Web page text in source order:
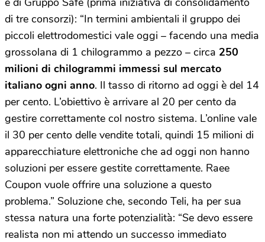
di tre consorzi): “In termini ambientali il gruppo dei
piccoli elettrodomestici vale oggi – facendo una media
grossolana di 1 chilogrammo a pezzo – circa 250
milioni di chilogrammi immessi sul mercato
italiano ogni anno. Il tasso di ritorno ad oggi è del 14
per cento. L’obiettivo è arrivare al 20 per cento da
gestire correttamente col nostro sistema. L’online vale
il 30 per cento delle vendite totali, quindi 15 milioni di
apparecchiature elettroniche che ad oggi non hanno
soluzioni per essere gestite correttamente. Raee
Coupon vuole offrire una soluzione a questo
problema.” Soluzione che, secondo Teli, ha per sua
stessa natura una forte potenzialità: “Se devo essere
realista non mi attendo un successo immediato